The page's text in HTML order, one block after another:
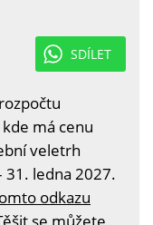
SDÍLET
má cenu
veletrh
31. ledna 2027.
odkazu